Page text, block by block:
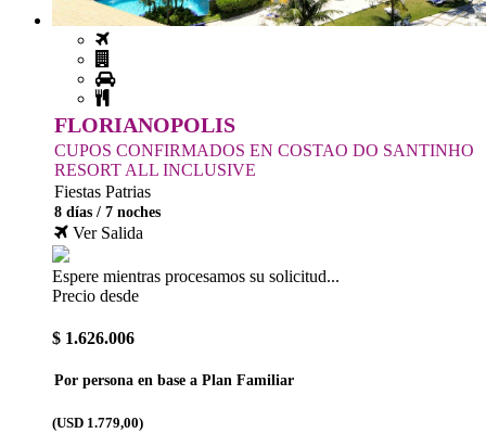
FLORIANOPOLIS
CUPOS CONFIRMADOS EN COSTAO DO SANTINHO
RESORT ALL INCLUSIVE
Fiestas Patrias
8 días / 7 noches
Ver Salida
Espere mientras procesamos su solicitud...
Precio desde
$ 1.626.006
Por persona en base a Plan Familiar
(USD 1.779,00)